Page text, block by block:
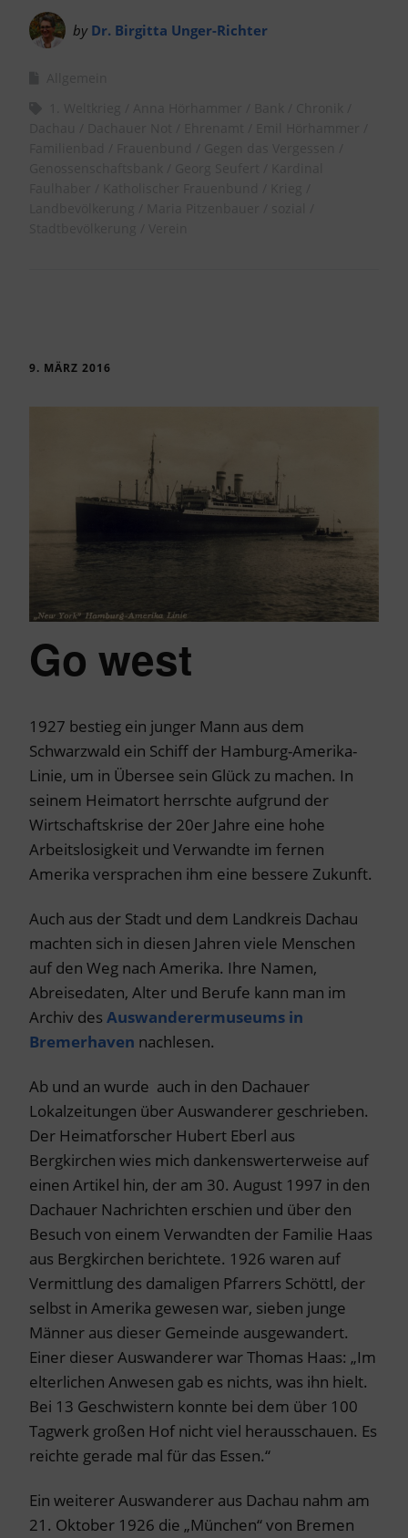
by Dr. Birgitta Unger-Richter
9. MÄRZ 2016
Go west
1927 bestieg ein junger Mann aus dem
Schwarzwald ein Schiff der Hamburg-Amerika-
Linie, um in Übersee sein Glück zu machen. In
seinem Heimatort herrschte aufgrund der
Wirtschaftskrise der 20er Jahre eine hohe
Arbeitslosigkeit und Verwandte im fernen
Amerika versprachen ihm eine bessere Zukunft.
Auch aus der Stadt und dem Landkreis Dachau
machten sich in diesen Jahren viele Menschen
auf den Weg nach Amerika. Ihre Namen,
Abreisedaten, Alter und Berufe kann man im
Archiv des Auswanderermuseums in
Bremerhaven nachlesen.
Ab und an wurde auch in den Dachauer
Lokalzeitungen über Auswanderer geschrieben.
Der Heimatforscher Hubert Eberl aus
Bergkirchen wies mich dankenswerterweise auf
einen Artikel hin, der am 30. August 1997 in den
Dachauer Nachrichten erschien und über den
Besuch von einem Verwandten der Familie Haas
aus Bergkirchen berichtete. 1926 waren auf
Vermittlung des damaligen Pfarrers Schöttl, der
selbst in Amerika gewesen war, sieben junge
Männer aus dieser Gemeinde ausgewandert.
Einer dieser Auswanderer war Thomas Haas: „Im
elterlichen Anwesen gab es nichts, was ihn hielt.
Bei 13 Geschwistern konnte bei dem über 100
Tagwerk großen Hof nicht viel herausschauen. Es
reichte gerade mal für das Essen.“
Ein weiterer Auswanderer aus Dachau nahm am
21. Oktober 1926 die „München“ von Bremen